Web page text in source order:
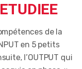
de la
en 5 petits
l’OUTPUT qui